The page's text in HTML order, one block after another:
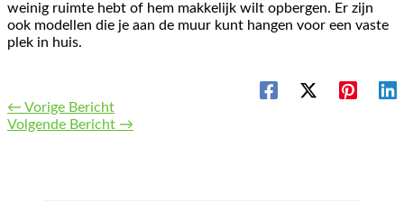
weinig ruimte hebt of hem makkelijk wilt opbergen. Er zijn
ook modellen die je aan de muur kunt hangen voor een vaste
plek in huis.
← Vorige Bericht
Volgende Bericht →